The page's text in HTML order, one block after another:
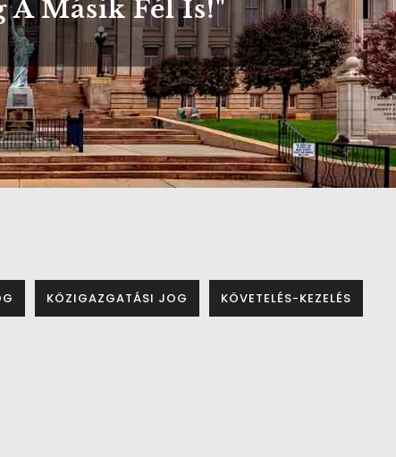
A Másik Fél Is!"
KÖZIGAZGATÁSI JOG KÖVETELÉS-KEZELÉS